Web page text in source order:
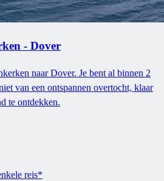
- Dover
naar Dover. Je bent al binnen 2
van een ontspannen overtocht, klaar
te ontdekken.
reis*